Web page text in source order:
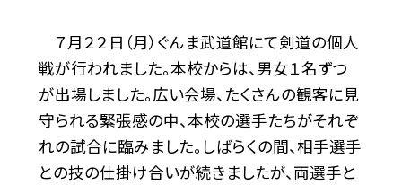
７月２２日（月）ぐんま武道館にて剣道の個人
戦が行われました。本校からは、男女１名ずつ
が出場しました。広い会場、たくさんの観客に見
守られる緊張感の中、本校の選手たちがそれぞ
れの試合に臨みました。しばらくの間、相手選手
との技の仕掛け合いが続きましたが、両選手と